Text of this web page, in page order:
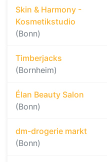
Skin & Harmony -
Kosmetikstudio
(Bonn)
Timberjacks
(Bornheim)
Élan Beauty Salon
(Bonn)
dm-drogerie markt
(Bonn)